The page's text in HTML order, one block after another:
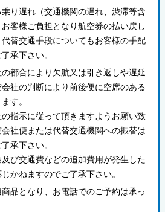
り遅れ（交通機関の遅れ、渋滞等含
客様ご負担となり航空券の払い戻し
替交通手段についてもお客様の手配
承下さい。
都合により欠航又は引き返しや遅延
社の判断により前後便に空席のある
す。
指示に従って頂きますようお願い致
社便または代替交通機関への振替は
承下さい。
び交通費などの追加費用が発生した
かねますのでご了承下さい。
品となり、お電話でのご予約は承っ